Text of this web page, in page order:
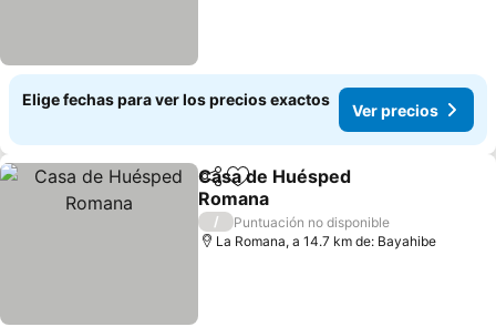
Elige fechas para ver los precios exactos
Ver precios
CompartirAgregar a favoritos
Casa de Huésped
Romana
/
Puntuación no disponible
La Romana, a 14.7 km de: Bayahibe